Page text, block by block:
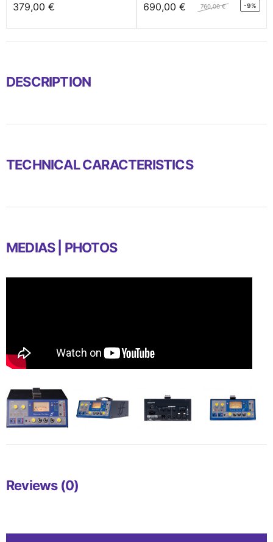
379,00 € 690,00 € 760,00 € -9%
DESCRIPTION
TECHNICAL CARACTERISTICS
MEDIAS | PHOTOS
Reviews (0)